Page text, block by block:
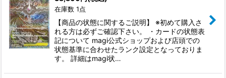
在庫数 1点
【商品の状態に関するご説明】 ※初めて購入さ
れる方は必ずご確認下さい。 ・カードの状態表
記について magi公式ショップおよび店頭での
状態基準に合わせたランク設定となっておりま
す。 詳細はmagi状…